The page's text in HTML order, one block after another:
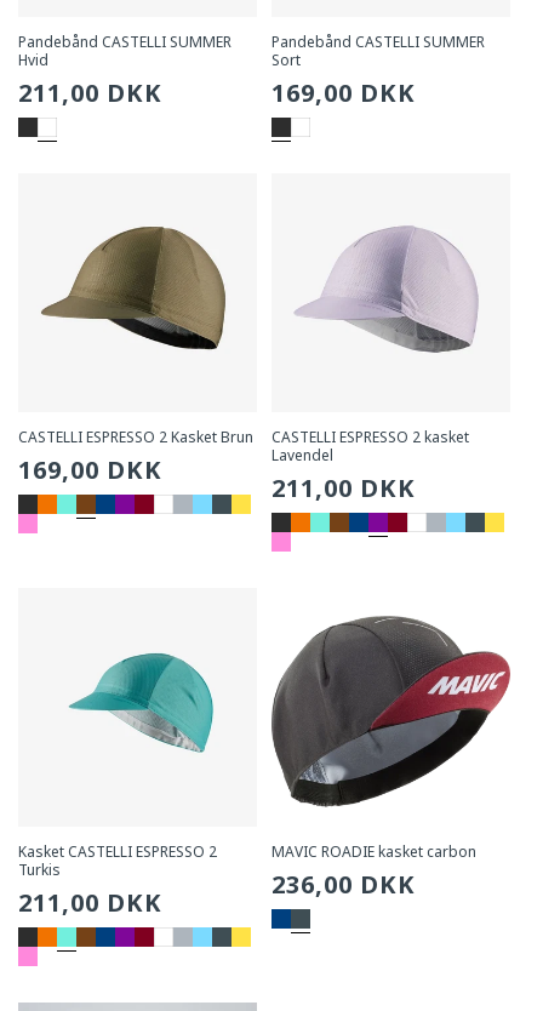
Pandebånd CASTELLI SUMMER
Hvid
Sædvanlig
pris
211,00 DKK
Pandebånd CASTELLI SUMMER
Sort
Sædvanlig
pris
169,00 DKK
CASTELLI ESPRESSO 2 Kasket Brun
Sædvanlig
pris
169,00 DKK
CASTELLI ESPRESSO 2 kasket
Lavendel
Sædvanlig
pris
211,00 DKK
Kasket CASTELLI ESPRESSO 2
Turkis
Sædvanlig
pris
211,00 DKK
MAVIC ROADIE kasket carbon
Sædvanlig
pris
236,00 DKK